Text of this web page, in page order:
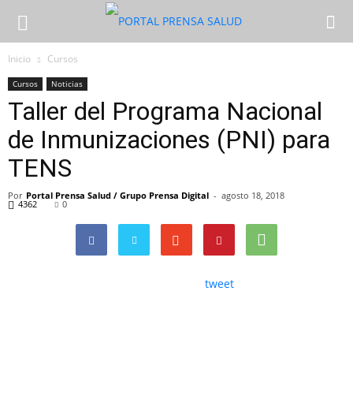
Inicio Cursos
Cursos Noticias
Taller del Programa Nacional
de Inmunizaciones (PNI) para
TENS
Por Portal Prensa Salud / Grupo Prensa Digital - agosto 18, 2018
4362 0
tweet